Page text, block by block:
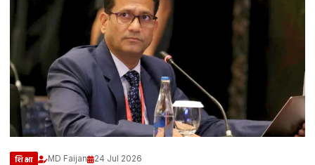
शिक्षा MD Faijan 24 Jul 2026